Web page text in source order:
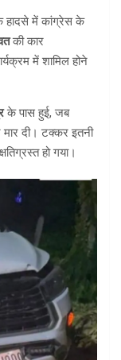
हादसे में कांग्रेस के
की कार
में शामिल होने
के पास हुई, जब
दी। टक्कर इतनी
हो गया।